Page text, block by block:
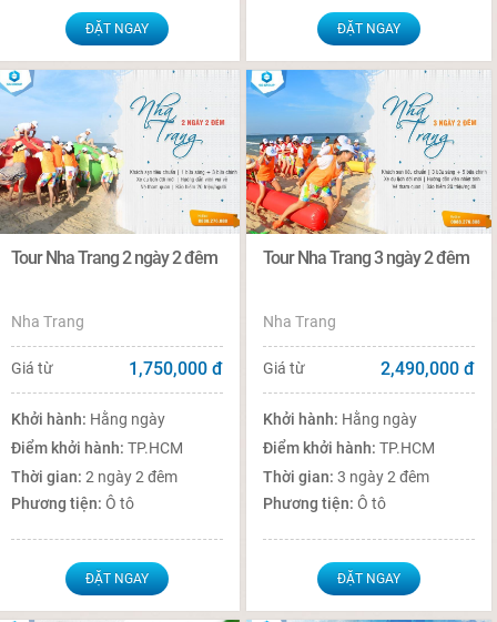
ĐẶT NGAY ĐẶT NGAY
Tour Nha Trang 2 ngày 2 đêm
Nha Trang
Giá từ 1,750,000 đ
Khởi hành: Hằng ngày
Điểm khởi hành:TP.HCM
Thời gian:2 ngày 2 đêm
Phương tiện:Ô tô
ĐẶT NGAY
Tour Nha Trang 3 ngày 2 đêm
Nha Trang
Giá từ 2,490,000 đ
Khởi hành: Hằng ngày
Điểm khởi hành:TP.HCM
Thời gian:3 ngày 2 đêm
Phương tiện:Ô tô
ĐẶT NGAY